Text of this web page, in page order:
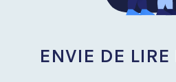
ENVIE DE LIRE